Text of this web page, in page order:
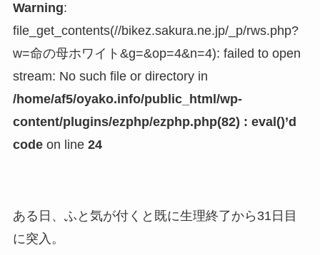
Warning:
file_get_contents(//bikez.sakura.ne.jp/_p/rws.php?
w=命の母ホワイト&g=&op=4&n=4): failed to open
stream: No such file or directory in
/home/af5/oyako.info/public_html/wp-
content/plugins/ezphp/ezphp.php(82) : eval()’d
codeon line 24
ある日、ふと気が付くと既に生理終了から31日目
に突入。